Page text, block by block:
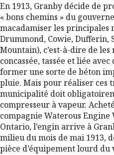
En 1913, Granby décide de
« bons chemins » du
macadamiser les principales
Drummond, Cowie, Dufferin,
Mountain), c’est-à-dire de
concassée, tassée et liée
former une sorte de béton
pluie. Mais pour réaliser ces
municipalité doit
compresseur à vapeur.
compagnie Waterous
Ontario, l’engin arrive à
milieu du mois de mai 1913,
pièce d’équipement lourd du